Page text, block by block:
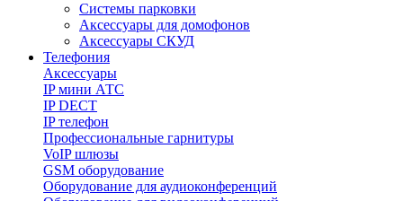
Системы парковки
Аксессуары для домофонов
Аксессуары СКУД
Телефония
Aксессуары
IP мини АТС
IP DECT
IP телефон
Профессиональные гарнитуры
VoIP шлюзы
GSM оборудование
Оборудование для аудиоконференций